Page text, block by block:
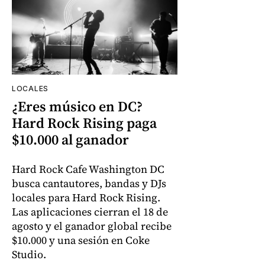
LOCALES
¿Eres músico en DC?
Hard Rock Rising paga
$10.000 al ganador
Hard Rock Cafe Washington DC
busca cantautores, bandas y DJs
locales para Hard Rock Rising.
Las aplicaciones cierran el 18 de
agosto y el ganador global recibe
$10.000 y una sesión en Coke
Studio.